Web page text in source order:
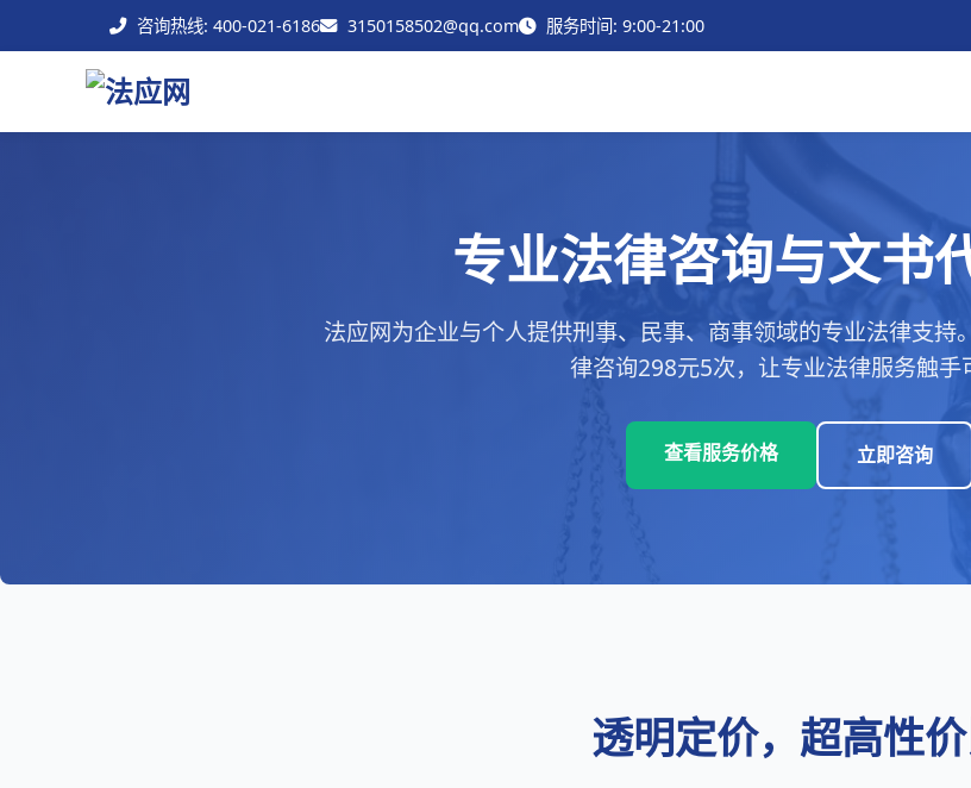
咨询热线: 400-021-6186 3150158502@qq.com 服务时间: 9:00-21:00
专业法律咨询与文书
法应网为企业与个人提供刑事、民事、商事领域的专业法律支
律咨询298元5次，让专业法律服务触手
查看服务价格 立即咨询
透明定价，超高性